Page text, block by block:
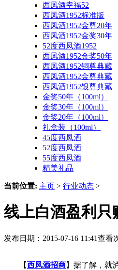
西凤酒幸福52
西凤酒1952标准版
西凤酒1952金尊20年
西凤酒1952金奖30年
52度西凤酒1952
西凤酒1952金奖50年
西凤酒1952铜尊典藏
西凤酒1952金尊典藏
西凤酒1952银尊典藏
金奖50年（100ml）
金奖30年（100ml）
金奖20年（100ml）
礼盒装（100ml）
45度西凤酒
52度西凤酒
55度西凤酒
精美礼品
当前位置: 主页 > 行业动态 >
线上白酒盈利只
发布日期：2015-07-16 11:41查看
【西凤酒招商】据了解，就